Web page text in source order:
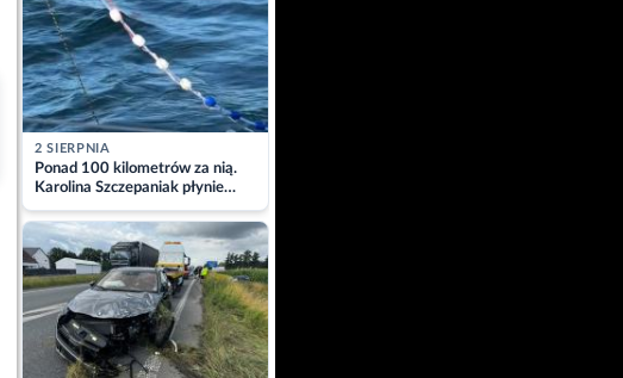
2 SIERPNIA
Ponad 100 kilometrów za nią.
Karolina Szczepaniak płynie
przez Bałtyk dla Piotra.
Aktualizacja